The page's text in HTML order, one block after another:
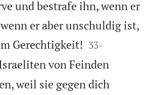
und bestrafe ihn, wenn er
er aber unschuldig ist,
Gerechtigkeit! 

33-
von Feinden
weil sie gegen dich